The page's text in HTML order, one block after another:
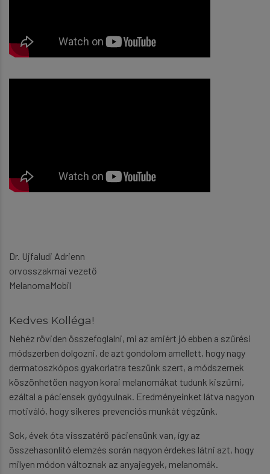
Dr. Ujfaludi Adrienn
orvosszakmai vezető
MelanomaMobil
Kedves Kolléga!
Nehéz röviden összefoglalni, mi az amiért jó ebben a szűrési
módszerben dolgozni, de azt gondolom amellett, hogy nagy
dermatoszkópos gyakorlatra teszünk szert, a módszernek
köszönhetően nagyon korai melanomákat tudunk kiszűrni,
ezáltal a páciensek gyógyulnak. Eredményeinket látva nagyon
motiváló, hogy sikeres prevenciós munkát végzünk.
Sok, évek óta visszatérő páciensünk van, így az
összehasonlító elemzés során nagyon érdekes látni azt, hogy
milyen módon változnak az anyajegyek, melanomák.